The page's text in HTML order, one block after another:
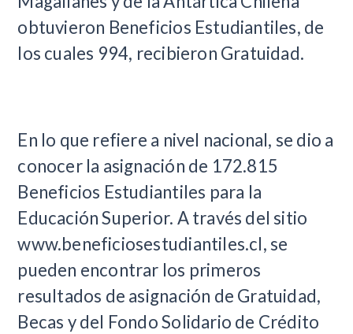
obtuvieron Beneficios Estudiantiles, de
los cuales 994, recibieron Gratuidad.
En lo que refiere a nivel nacional, se dio a
conocer la asignación de 172.815
Beneficios Estudiantiles para la
Educación Superior. A través del sitio
www.beneficiosestudiantiles.cl, se
pueden encontrar los primeros
resultados de asignación de Gratuidad,
Becas y del Fondo Solidario de Crédito